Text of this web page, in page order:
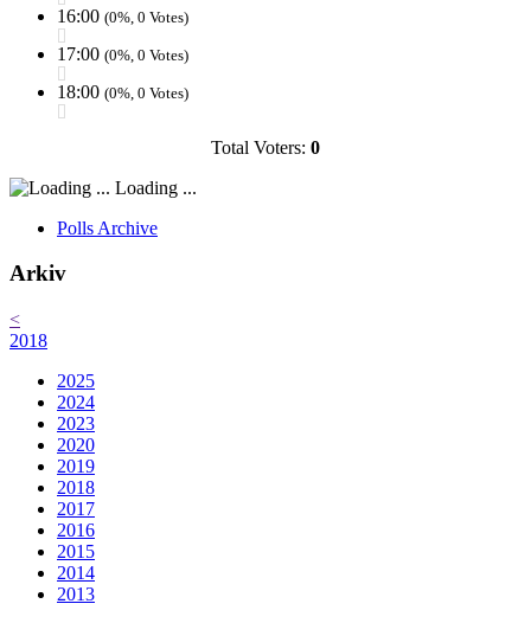
16:00 (0%, 0 Votes)
17:00 (0%, 0 Votes)
18:00 (0%, 0 Votes)
Total Voters: 0
Loading ...
Polls Archive
Arkiv
<
2018
2025
2024
2023
2020
2019
2018
2017
2016
2015
2014
2013